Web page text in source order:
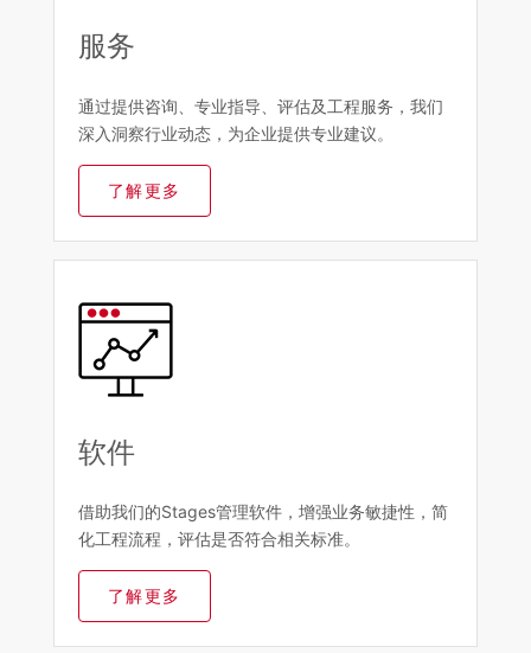
服务
通过提供咨询、专业指导、评估及工程服务，我们
深入洞察行业动态，为企业提供专业建议。
了解更多
软件
借助我们的Stages管理软件，增强业务敏捷性，简
化工程流程，评估是否符合相关标准。
了解更多